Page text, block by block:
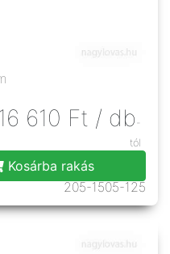
16 610 Ft / db -
tól
Kosárba rakás
205-1505-125